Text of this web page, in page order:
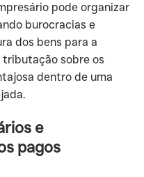
pode organizar
burocracias e
dos bens para a
tributação sobre os
dentro de uma
e
pagos